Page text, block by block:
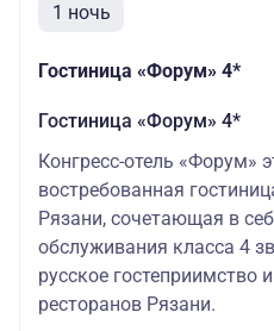
1 ночь
Гостиница «Форум» 4*
Гостиница «Форум» 4*
Конгресс-отель «Форум»
востребованная
Рязани, сочетающая в
обслуживания класса 4
русское
ресторанов Рязани.